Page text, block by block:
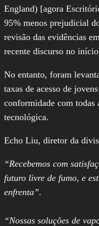
England) [agora
95% menos prejudicial
revisão das evidências
recente discurso no
No entanto, foram
taxas de acesso de
conformidade com todas
tecnológica.
Echo Liu, diretor da
“Recebemos com
futuro livre de fumo, e
enfrenta”.
“Nossas soluções de